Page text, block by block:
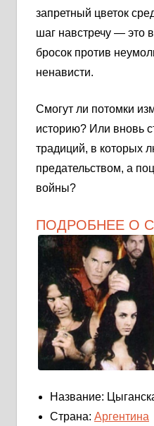
запретный цветок
шаг навстречу — это
бросок против
ненависти.
Смогут ли потомки
историю? Или вновь
традиций, в которых
предательством, а
войны?
ПОДРОБНЕЕ О
Название:
Страна: Аргентина